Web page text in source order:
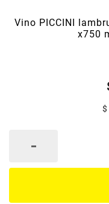
Vino PICCINI
x750
$